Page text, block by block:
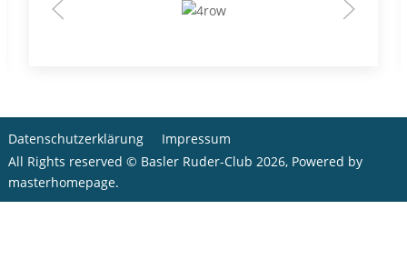
Datenschutzerklärung
Impressum
All Rights reserved © Basler Ruder-Club 2026, Powered by
masterhomepage.